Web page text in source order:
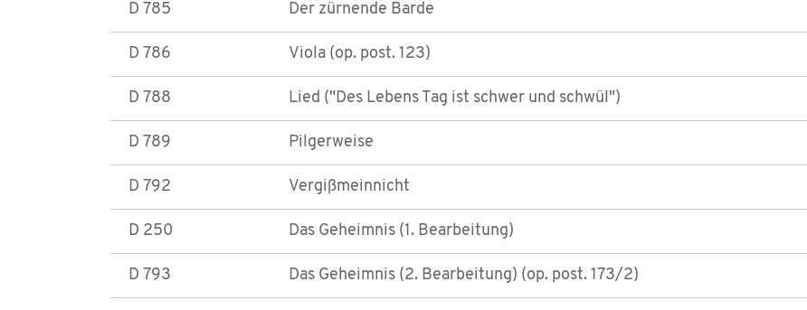
D 785 Der zürnende Barde
D 786 Viola (op. post. 123)
D 788 Lied ("Des Lebens Tag ist schwer und schwül")
D 789 Pilgerweise
D 792 Vergißmeinnicht
D 250 Das Geheimnis (1. Bearbeitung)
D 793 Das Geheimnis (2. Bearbeitung) (op. post. 173/2)